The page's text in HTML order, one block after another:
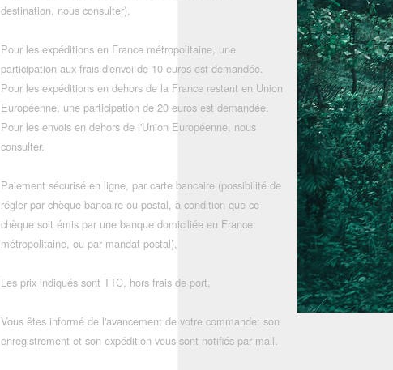
destination, nous consulter),
Pour les expéditions en France métropolitaine, une
participation aux frais d'envoi de 10 euros est demandée.
Pour les expéditions en dehors de la France restant en Union
Européenne, une participation de 20 euros est demandée.
Pour les envois en dehors de l'Union Européenne, nous
consulter.
Paiement sécurisé en ligne, par carte bancaire (possibilité de
régler par chèque bancaire ou postal, à condition que ce
chèque soit émis par une banque domiciliée en France
métropolitaine, ou par mandat postal),
Les prix indiqués sont TTC, hors frais de port,
Vous êtes informé de l'avancement de votre commande: son
enregistrement et son expédition vous sont notifiés par mail.